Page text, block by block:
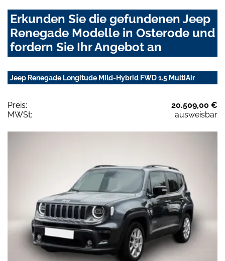
Erkunden Sie die gefundenen Jeep
Renegade Modelle in Osterode und
fordern Sie Ihr Angebot an
Jeep Renegade Longitude Mild-Hybrid FWD 1.5 MultiAir
Preis:
20.509,00 €
MWSt:
ausweisbar